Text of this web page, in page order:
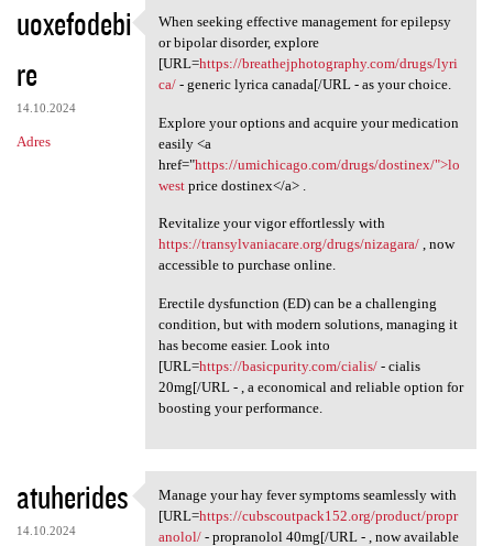
uoxefodebi
re
14.10.2024
Adres
When seeking effective
When seeking effective management for epilepsy
or bipolar disorder, explore
[URL=https://breathejphotography.com/drugs/lyri
ca/- generic lyrica canada[/URL - as your choice.
Explore your options and acquire your medication
easily <a
href="https://umichicago.com/drugs/dostinex/">lo
westprice dostinex</a> .
Revitalize your vigor effortlessly with
https://transylvaniacare.org/drugs/nizagara/, now
accessible to purchase online.
Erectile dysfunction (ED) can be a challenging
condition, but with modern solutions, managing it
has become easier. Look into
[URL=https://basicpurity.com/cialis/- cialis
20mg[/URL - , a economical and reliable option for
boosting your performance.
atuherides
14.10.2024
Manage your hay fever
Manage your hay fever symptoms seamlessly with
[URL=https://cubscoutpack152.org/product/propr
anolol/- propranolol 40mg[/URL - , now available